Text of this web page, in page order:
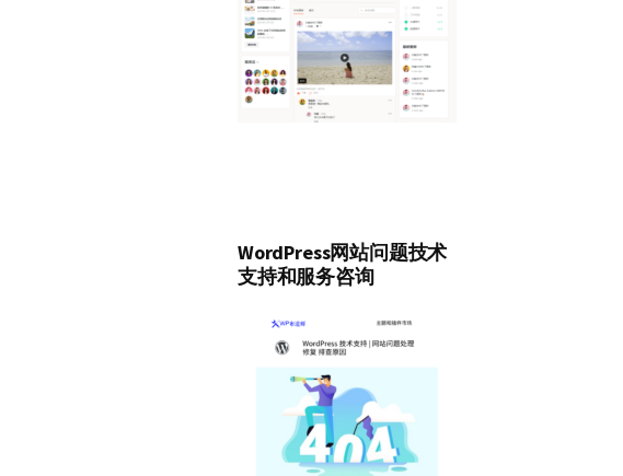
WordPress网站问题技术
支持和服务咨询